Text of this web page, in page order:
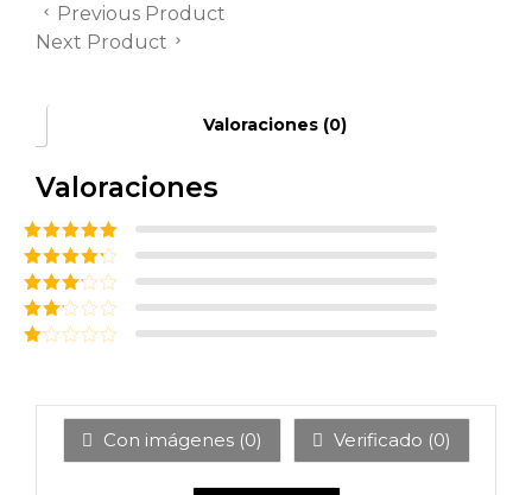
Previous Product
Next Product
Valoraciones (0)
Valoraciones
Valorado con
5
de 5
Valorado
con
4 de
5
Valorado
con
3
de 5
Valor
o
Con imágenes (0) Verificado (0)